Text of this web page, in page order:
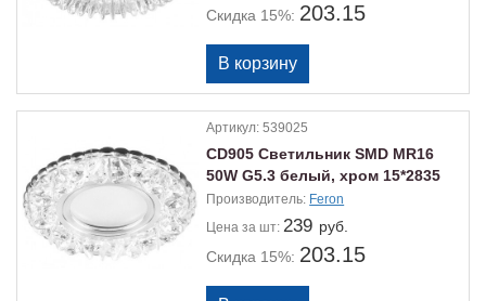
Скидка 15%: 203.15
Артикул:539025
CD905 Светильник SMD MR16
50W G5.3 белый, хром 15*2835
Производитель: Feron
Цена за шт:239 руб.
Скидка 15%: 203.15